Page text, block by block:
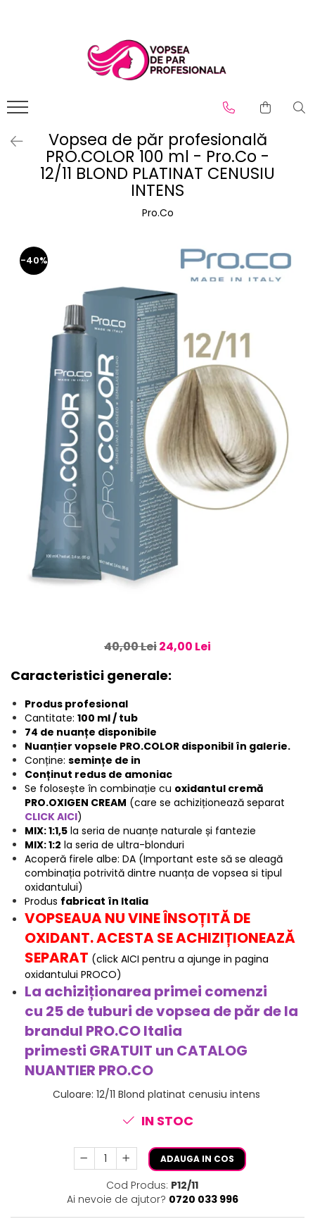
SHOT
Vopsea de păr profesională
PRO.COLOR 100 ml - Pro.Co -
12/11 BLOND PLATINAT CENUSIU
INTENS
Pro.Co
-40%
40,00 Lei24,00 Lei
Caracteristici generale:
Produs profesional
Cantitate: 100 ml / tub
74 de nuanțe disponibile
Nuanțier vopsele PRO.COLOR disponibil în galerie.
Conține: semințe de in
Conținut redus de amoniac
Se folosește în combinație cu oxidantul cremă
PRO.OXIGEN CREAM (care se achiziționează separat
CLICK AICI)
MIX: 1:1,5 la seria de nuanțe naturale și fantezie
MIX: 1:2 la seria de ultra-blonduri
Acoperă firele albe: DA (Important este să se aleagă
combinația potrivită dintre nuanța de vopsea si tipul
oxidantului)
Produs fabricat în Italia
VOPSEAUA NU VINE ÎNSOȚITĂ DE
OXIDANT. ACESTA SE ACHIZIȚIONEAZĂ
SEPARAT (click AICI pentru a ajunge in pagina
oxidantului PROCO)
La achiziționarea primei comenzi
cu 25 de tuburi de vopsea de păr de la
brandul PRO.CO Italia
primesti GRATUIT un CATALOG
NUANTIER PRO.CO
Culoare: 12/11 Blond platinat cenusiu intens
IN STOC
ADAUGA IN COS
Cod Produs: P12/11
Ai nevoie de ajutor? 0720 033 996